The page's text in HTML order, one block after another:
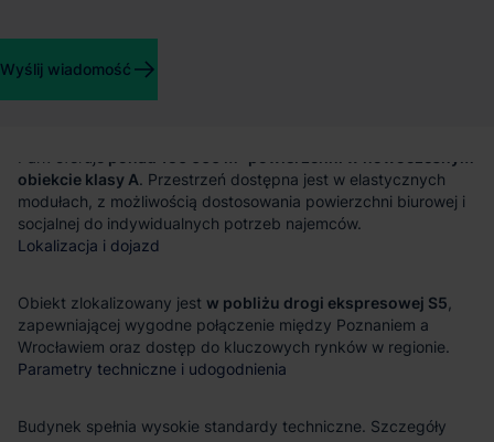
technicznychi potrzebach firm z różnych sektorów.
Powierzchnia magazynowa
obiekcie klasy A. Przestrzeń dostępna jest w elastycznych
modułach, z możliwością dostosowania powierzchni biurowej i
socjalnej do indywidualnych potrzeb najemców.
Lokalizacja i dojazd
Obiekt zlokalizowany jest w pobliżu drogi ekspresowej S5
zapewniającej wygodne połączenie między Poznaniem a
Wrocławiem oraz dostęp do kluczowych rynków w regionie.
Parametry techniczne i udogodnienia
Budynek spełnia wysokie standardy techniczne. Szczegóły
Wyślij wiadomość